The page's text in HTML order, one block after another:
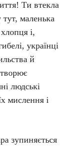
Ти втекла
маленька
і,
українці
й
людські
мислення і
зупиняється